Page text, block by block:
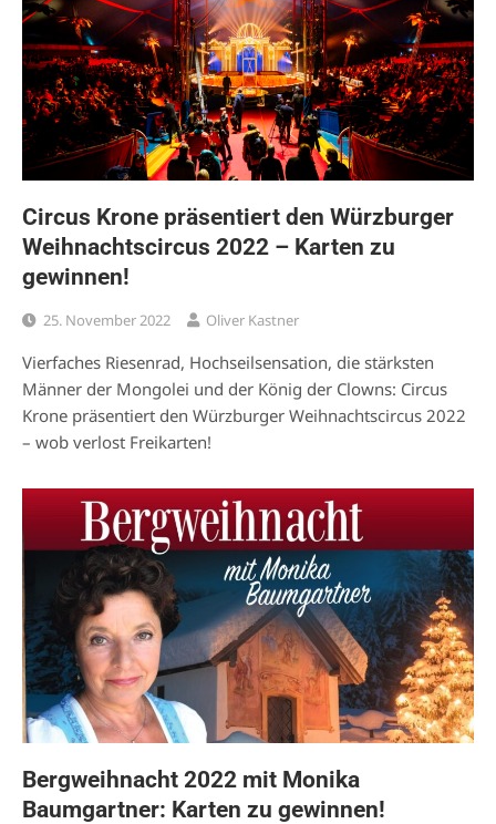
Circus Krone präsentiert den Würzburger
Weihnachtscircus 2022 – Karten zu
gewinnen!
25. November 2022 Oliver Kastner
Vierfaches Riesenrad, Hochseilsensation, die stärksten
Männer der Mongolei und der König der Clowns: Circus
Krone präsentiert den Würzburger Weihnachtscircus 2022
– wob verlost Freikarten!
Bergweihnacht 2022 mit Monika
Baumgartner: Karten zu gewinnen!